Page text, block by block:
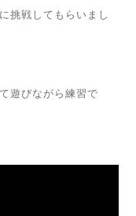
挑戦してもらいまし
遊びながら練習で